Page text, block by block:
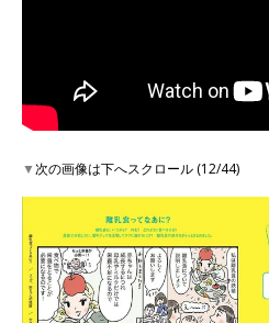
▼次の画像は下へスクロール (12/44)